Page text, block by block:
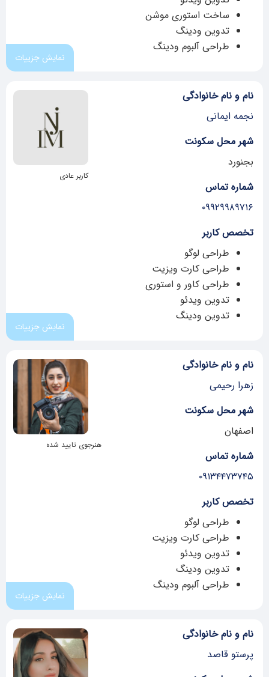
ساخت استوری موشن
تدوین ودینگ
طراحی آلبوم ودینگ
نمایش جزییات
کاربر عادی
نام و نام خانوادگی
نجمه ایمانی
شهر محل سکونت
بجنورد
شماره تماس
۰۹۹۲۹۹۸۹۷۱۶
تخصص کاربر
طراحی لوگو
طراحی کارت ویزیت
طراحی کاور و استوری
تدوین ویدئو
تدوین ودینگ
نمایش جزییات
هنرجوی تایید شده
نام و نام خانوادگی
زهرا رحیمی
شهر محل سکونت
اصفهان
شماره تماس
۰۹۱۳۴۴۷۳۷۴۵
تخصص کاربر
طراحی لوگو
طراحی کارت ویزیت
تدوین ویدئو
تدوین ودینگ
طراحی آلبوم ودینگ
نمایش جزییات
نام و نام خانوادگی
پرستو قاصد